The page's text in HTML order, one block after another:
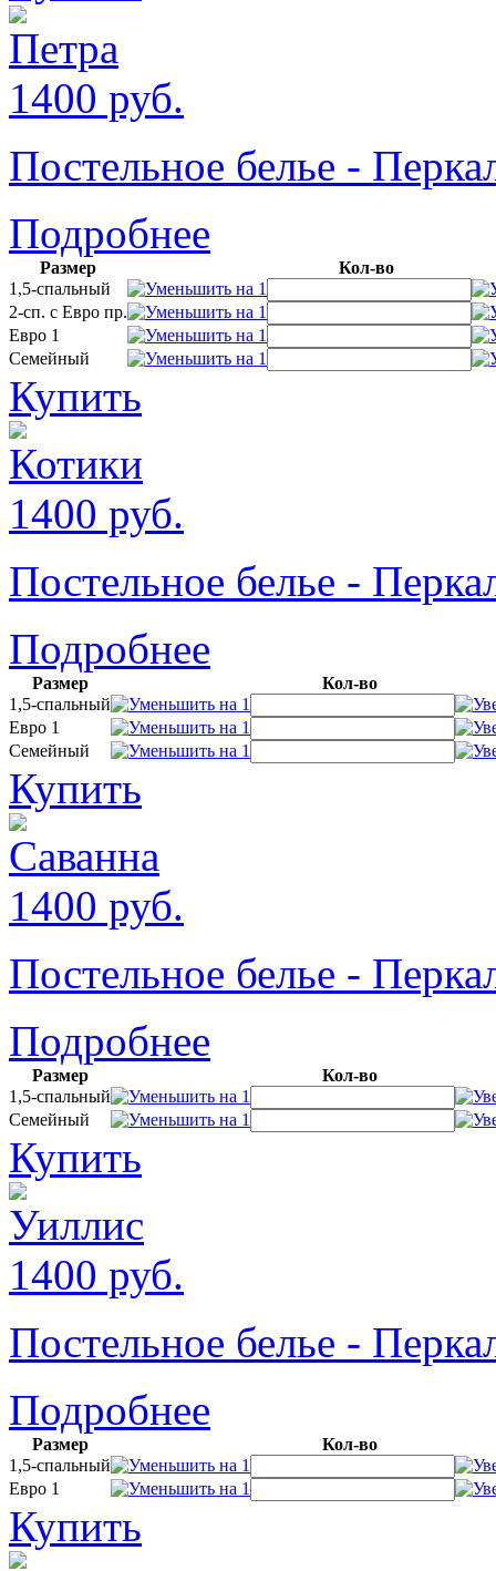
1400 руб.
Постельное белье -
Подробнее
Размер
Кол-во
1,5-спальный
2-сп. с Евро пр.
Евро 1
Семейный
Купить
1400 руб.
Постельное белье -
Подробнее
Размер
Кол-во
1,5-спальный
Евро 1
Семейный
Купить
1400 руб.
Постельное белье -
Подробнее
Размер
Кол-во
1,5-спальный
Семейный
Купить
1400 руб.
Постельное белье -
Подробнее
Размер
Кол-во
1,5-спальный
Евро 1
Купить